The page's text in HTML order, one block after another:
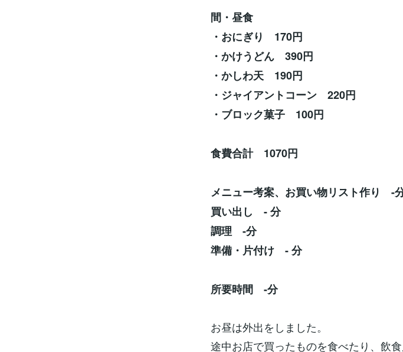
間・昼食
・おにぎり 170円
・かけうどん 390円
・かしわ天 190円
・ジャイアントコーン 220円
・ブロック菓子 100円
食費合計 1070円
メニュー考案、お買い物リスト作り -
買い出し - 分
調理 -分
準備・片付け - 分
所要時間 -分
お昼は外出をしました。
途中お店で買ったものを食べたり、飲